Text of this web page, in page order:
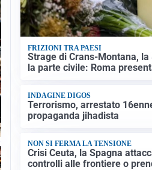
FRIZIONI TRA PAESI
Strage di Crans-Montana, la
la parte civile: Roma
INDAGINE DIGOS
Terrorismo, arrestato
propaganda jihadista
NON SI FERMA LA TENSIONE
Crisi Ceuta, la Spagna
controlli alle frontiere o